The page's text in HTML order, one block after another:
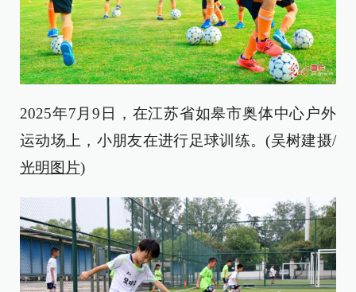
2025年7月9日，在江苏省如皋市奥体中心户外
运动场上，小朋友在进行足球训练。(吴树建摄/
光明图片)